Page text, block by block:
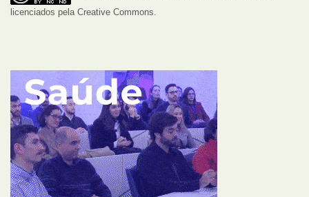
licenciados pela Creative Commons.